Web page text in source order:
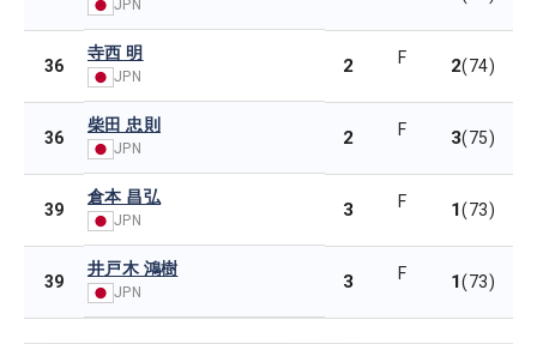
JPN
36
寺西 明
JPN 2 F 2(74)
36
柴田 忠則
JPN 2 F 3(75)
39
倉本 昌弘
JPN 3 F 1(73)
39
井戸木 鴻樹
JPN 3 F 1(73)